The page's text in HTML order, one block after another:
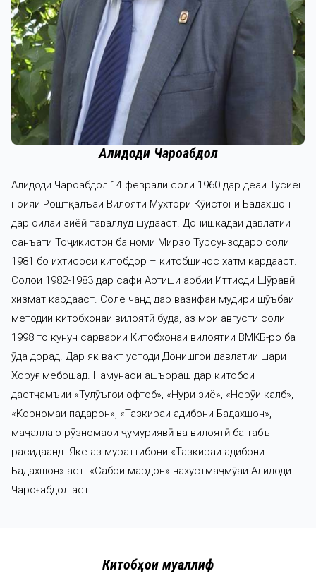
Алидоди Чароғабдол
Алидоди Чароабдол 14 феврали соли 1960 дар деҳаи Тусиён
ноҳияи Роштқалъаи Вилояти Мухтори Кӯҳистони Бадахшон
дар оилаи зиёӣ таваллуд шудааст. Донишкадаи давлатии
санъати Тоҷикистон ба номи Мирзо Турсунзодаро соли
1981 бо ихтисоси китобдор – китобшинос хатм кардааст.
Солҳои 1982-1983 дар сафи Артиши ҳарбии Иттиҳоди Шӯравӣ
хизмат кардааст. Соле чанд дар вазифаи мудири шӯъбаи
методии китобхонаи вилоятӣ буда, аз моҳи августи соли
1998 то кунун сарварии Китобхонаи вилоятии ВМКБ-ро ба
ӯҳда дорад. Дар як вақт устоди Донишгоҳи давлатии шаҳри
Хоруғ мебошад. Намунаҳои ашъораш дар китобҳои
дастҷамъии «Тулӯъгоҳи офтоб», «Нури зиё», «Нерӯи қалб»,
«Корномаи падарон», «Тазкираи адибони Бадахшон»,
маҷаллаю рӯзномаҳои ҷумҳуриявӣ ва вилоятӣ ба табъ
расидаанд. Яке аз мураттибони «Тазкираи адибони
Бадахшон» аст. «Сабоҳи мардон» нахустмаҷмӯаи Алидоди
Чароғабдол аст.
Китобҳои муаллиф